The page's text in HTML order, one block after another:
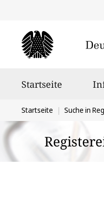
Startseite
Sie
befinden
sich
hier:
Startseite Suche in